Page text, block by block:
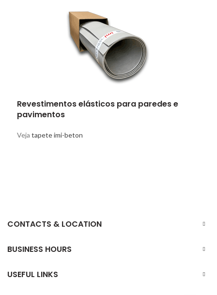
Revestimentos elásticos para paredes e
pavimentos
Veja tapete imi-beton
CONTACTS & LOCATION
BUSINESS HOURS
USEFUL LINKS